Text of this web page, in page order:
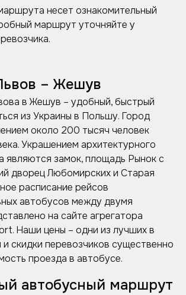
несет ознакомительный
маршрут уточняйте у
– Жешув
в Жешув – удобный, быстрый
из Украины в Польшу. Город
около 200 тысяч человек
Украшением архитектурного
являются замок, площадь Рынок с
дворец Любомирских и Старая
расписание рейсов
автобусов между двумя
на сайте агрегатора
Наши цены – одни из лучших в
и скидки перевозчиков существенно
проезда в автобусе.
автобусный маршрут